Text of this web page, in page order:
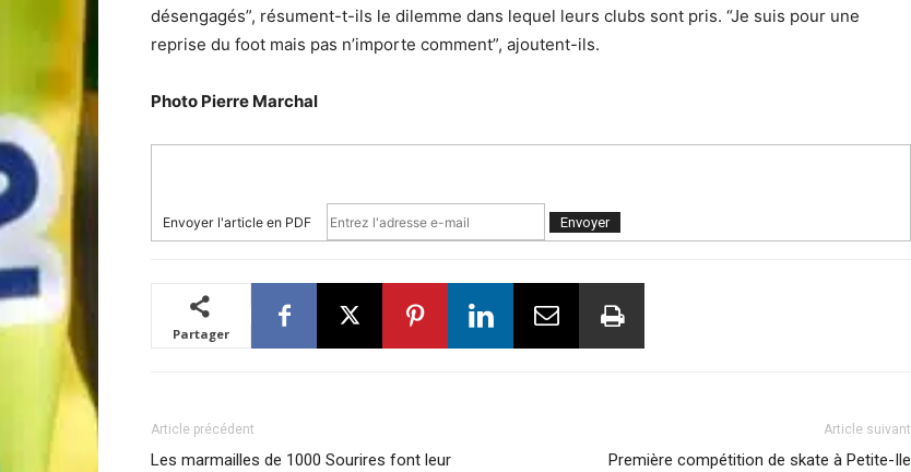
désengagés”, résument-t-ils le dilemme dans lequel leurs clubs sont pris. “Je suis pour une
reprise du foot mais pas n’importe comment”, ajoutent-ils.
Photo Pierre Marchal
Envoyer l'article en PDF
Partager
Article précédent
Les marmailles de 1000 Sourires font leur
Article suivant
Première compétition de skate à Petite-Ile